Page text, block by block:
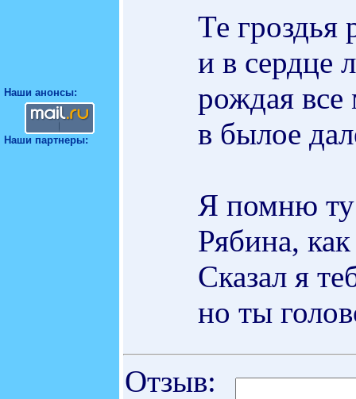
Наши анонсы:
Наши партнеры:
Те гроздья
и в сердце
рождая все
в былое
Я помню ту
Рябина,
Сказал я
но ты
Отзыв: